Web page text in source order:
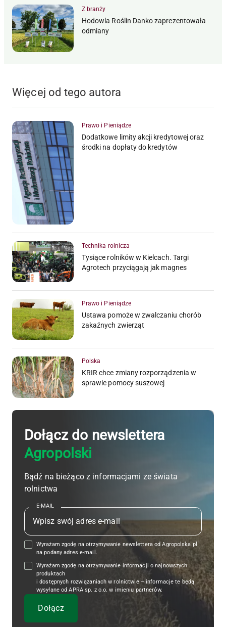
Z branży
Hodowla Roślin Danko zaprezentowała
odmiany
Więcej od tego autora
Prawo i Pieniądze
Dodatkowe limity akcji kredytowej oraz
środki na dopłaty do kredytów
Technika rolnicza
Tysiące rolników w Kielcach. Targi
Agrotech przyciągają jak magnes
Prawo i Pieniądze
Ustawa pomoże w zwalczaniu chorób
zakaźnych zwierząt
Polska
KRIR chce zmiany rozporządzenia w
sprawie pomocy suszowej
Dołącz do newslettera
Agropolski
Bądź na bieżąco z informacjami ze świata
rolnictwa
E-MAIL
Wyrażam zgodę na otrzymywanie newslettera od Agropolska.pl
na podany adres e-mail.
Wyrażam zgodę na otrzymywanie informacji o najnowszych
produktach
i dostępnych rozwiązaniach w rolnictwie – informacje te będą
wysyłane od APRA sp. z o.o. w imieniu partnerów.